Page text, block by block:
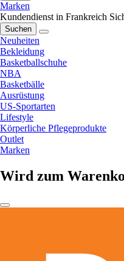
Marken
Kundendienst in Frankreich
Suchen
Neuheiten
Bekleidung
Basketballschuhe
NBA
Basketbälle
Ausrüstung
US-Sportarten
Lifestyle
Körperliche Pflegeprodukte
Outlet
Marken
Wird zum